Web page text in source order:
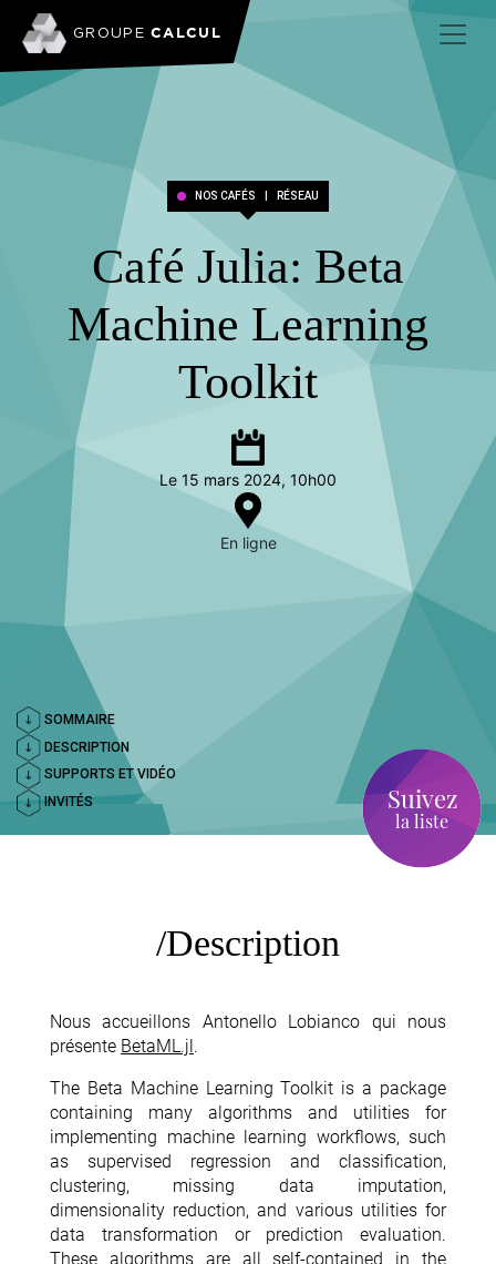
GROUPECALCUL
NOS CAFÉS RÉSEAU
Café Julia: Beta
Machine Learning
Toolkit
Le 15 mars 2024, 10h00
En ligne
SOMMAIRE
DESCRIPTION
SUPPORTS ET VIDÉO
INVITÉS
Suivez
la liste
Description
Nous accueillons Antonello Lobianco qui nous
présente BetaML.jl.
The Beta Machine Learning Toolkit is a package
containing many algorithms and utilities for
implementing machine learning workflows, such
as supervised regression and classification,
clustering, missing data imputation,
dimensionality reduction, and various utilities for
data transformation or prediction evaluation.
These algorithms are all self-contained in the